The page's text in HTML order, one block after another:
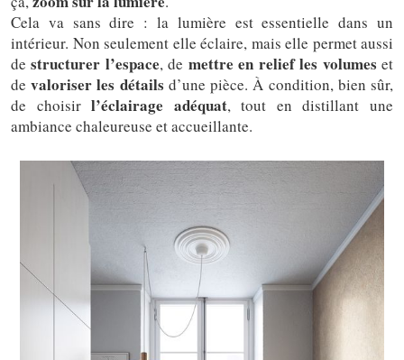
Cela va sans dire : la lumière est essentielle dans un
intérieur. Non seulement elle éclaire, mais elle permet aussi
destructurer l’espace, de mettre en relief les volumes et
devaloriser les détails d’une pièce. À condition, bien sûr,
de choisirl’éclairage adéquat, tout en distillant une
ambiance chaleureuse et accueillante.